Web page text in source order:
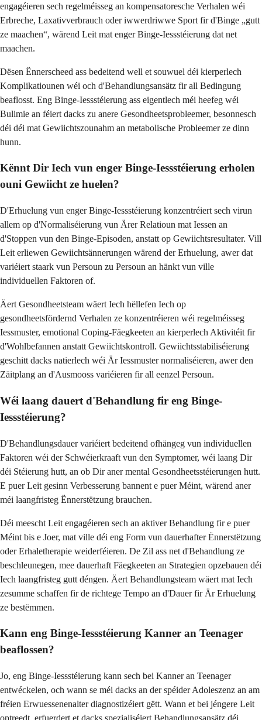
engagéieren sech regelméisseg an kompensatoresche Verhalen wéi
Erbreche, Laxativverbrauch oder iwwerdriwwe Sport fir d'Binge „gutt
ze maachen“, wärend Leit mat enger Binge-Iessstéierung dat net
maachen.
Dësen Ënnerscheed ass bedeitend well et souwuel déi kierperlech
Komplikatiounen wéi och d'Behandlungsansätz fir all Bedingung
beaflosst. Eng Binge-Iessstéierung ass eigentlech méi heefeg wéi
Bulimie an féiert dacks zu anere Gesondheetsprobleemer, besonnesch
déi déi mat Gewiichtszounahm an metabolische Probleemer ze dinn
hunn.
Kënnt Dir Iech vun enger Binge-Iessstéierung erholen
ouni Gewiicht ze huelen?
D'Erhuelung vun enger Binge-Iessstéierung konzentréiert sech virun
allem op d'Normaliséierung vun Ärer Relatioun mat Iessen an
d'Stoppen vun den Binge-Episoden, anstatt op Gewiichtsresultater. Vill
Leit erliewen Gewiichtsännerungen wärend der Erhuelung, awer dat
variéiert staark vun Persoun zu Persoun an hänkt vun ville
individuellen Faktoren of.
Äert Gesondheetsteam wäert Iech hëllefen Iech op
gesondheetsfördernd Verhalen ze konzentréieren wéi regelméisseg
Iessmuster, emotional Coping-Fäegkeeten an kierperlech Aktivitéit fir
d'Wohlbefannen anstatt Gewiichtskontroll. Gewiichtsstabiliséierung
geschitt dacks natierlech wéi Är Iessmuster normaliséieren, awer den
Zäitplang an d'Ausmooss variéieren fir all eenzel Persoun.
Wéi laang dauert d'Behandlung fir eng Binge-
Iessstéierung?
D'Behandlungsdauer variéiert bedeitend ofhängeg vun individuellen
Faktoren wéi der Schwéierkraaft vun den Symptomer, wéi laang Dir
déi Stéierung hutt, an ob Dir aner mental Gesondheetsstéierungen hutt.
E puer Leit gesinn Verbesserung bannent e puer Méint, wärend aner
méi laangfristeg Ënnerstëtzung brauchen.
Déi meescht Leit engagéieren sech an aktiver Behandlung fir e puer
Méint bis e Joer, mat ville déi eng Form vun dauerhafter Ënnerstëtzung
oder Erhaletherapie weiderféieren. De Zil ass net d'Behandlung ze
beschleunegen, mee dauerhaft Fäegkeeten an Strategien opzebauen déi
Iech laangfristeg gutt déngen. Äert Behandlungsteam wäert mat Iech
zesumme schaffen fir de richtege Tempo an d'Dauer fir Är Erhuelung
ze bestëmmen.
Kann eng Binge-Iessstéierung Kanner an Teenager
beaflossen?
Jo, eng Binge-Iessstéierung kann sech bei Kanner an Teenager
entwéckelen, och wann se méi dacks an der spéider Adoleszenz an am
fréien Erwuessenenalter diagnostizéiert gëtt. Wann et bei jéngere Leit
optreedt, erfuerdert et dacks spezialiséiert Behandlungsansätz déi